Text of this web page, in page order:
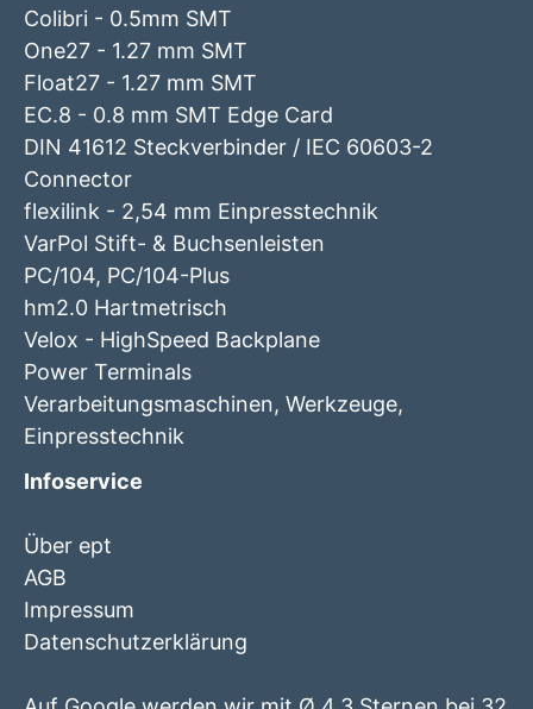
Colibri - 0.5mm SMT
One27 - 1.27 mm SMT
Float27 - 1.27 mm SMT
EC.8 - 0.8 mm SMT Edge Card
DIN 41612 Steckverbinder / IEC 60603-2
Connector
flexilink - 2,54 mm Einpresstechnik
VarPol Stift- & Buchsenleisten
PC/104, PC/104-Plus
hm2.0 Hartmetrisch
Velox - HighSpeed Backplane
Power Terminals
Verarbeitungsmaschinen, Werkzeuge,
Einpresstechnik
Infoservice
Über ept
AGB
Impressum
Datenschutzerklärung